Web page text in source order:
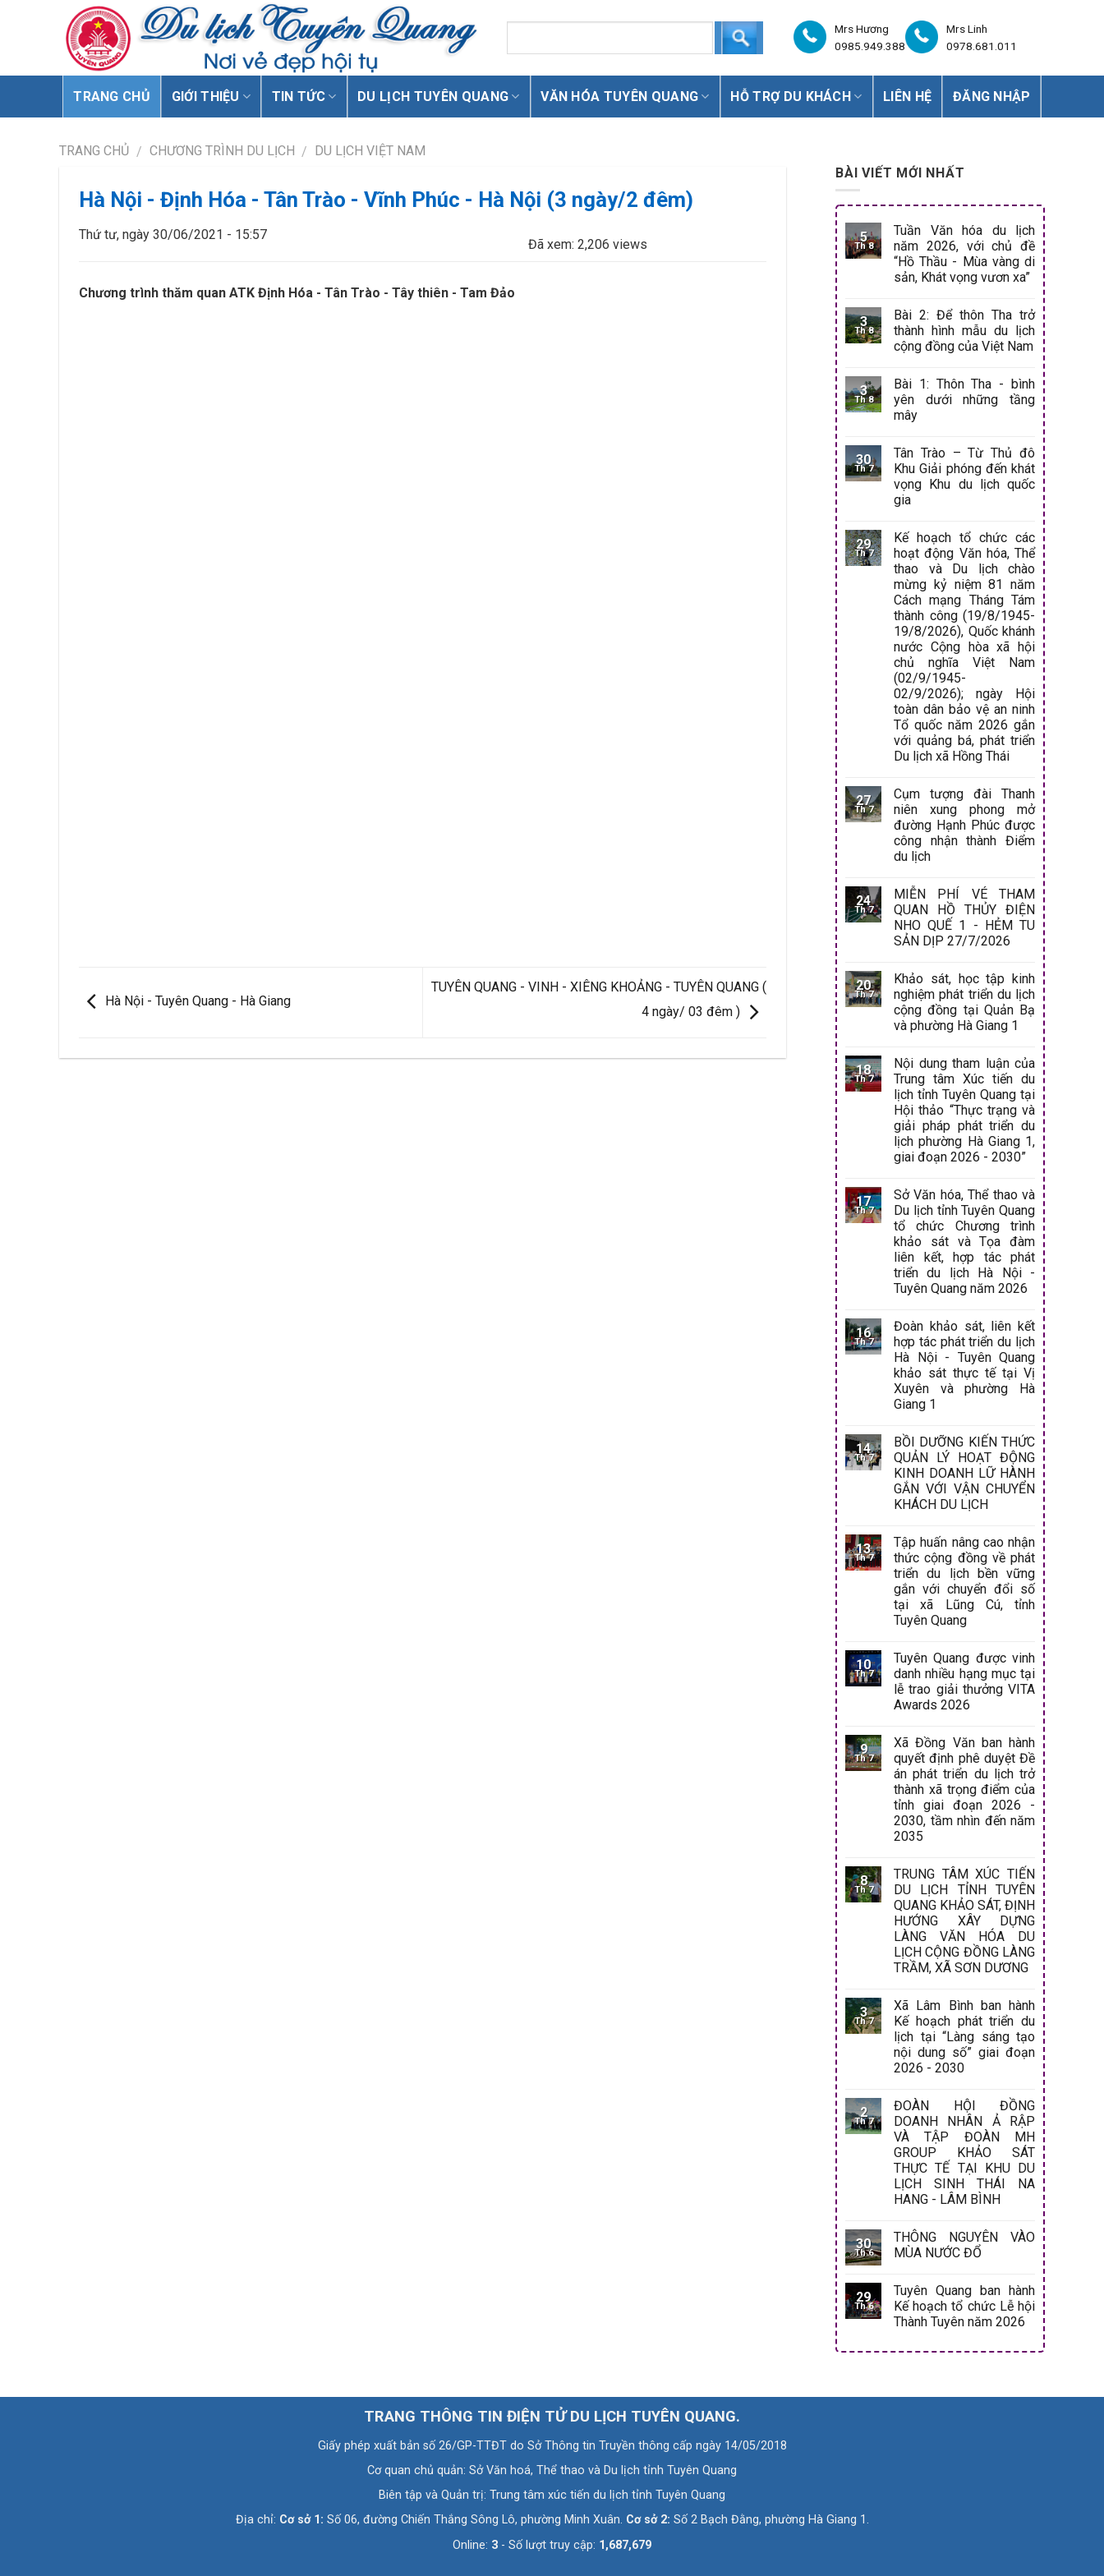
Mrs Hương
0985.949.388
Mrs Linh
0978.681.011
TRANG CHỦ GIỚI THIỆU TIN TỨC DU LỊCH TUYÊN QUANG VĂN HÓA TUYÊN QUANG HỖ TRỢ DU KHÁCH LIÊN HỆ ĐĂNG NHẬP
TRANG CHỦ / CHƯƠNG TRÌNH DU LỊCH / DU LỊCH VIỆT NAM
Hà Nội - Định Hóa - Tân Trào - Vĩnh Phúc - Hà Nội (3 ngày/2 đêm)
Thứ tư, ngày 30/06/2021 - 15:57
Đã xem: 2,206 views
Chương trình thăm quan ATK Định Hóa - Tân Trào - Tây thiên - Tam Đảo
Hà Nội - Tuyên Quang - Hà Giang
TUYÊN QUANG - VINH - XIÊNG KHOẢNG - TUYÊN QUANG (
4 ngày/ 03 đêm )
BÀI VIẾT MỚI NHẤT
5
Th 8
Tuần Văn hóa du lịch
năm 2026, với chủ đề
“Hồ Thầu - Mùa vàng di
sản, Khát vọng vươn xa”
3
Th 8
Bài 2: Để thôn Tha trở
thành hình mẫu du lịch
cộng đồng của Việt Nam
3
Th 8
Bài 1: Thôn Tha - bình
yên dưới những tầng
mây
30
Th 7
Tân Trào – Từ Thủ đô
Khu Giải phóng đến khát
vọng Khu du lịch quốc
gia
29
Th 7
Kế hoạch tổ chức các
hoạt động Văn hóa, Thể
thao và Du lịch chào
mừng kỷ niệm 81 năm
Cách mạng Tháng Tám
thành công (19/8/1945-
19/8/2026), Quốc khánh
nước Cộng hòa xã hội
chủ nghĩa Việt Nam
(02/9/1945-
02/9/2026); ngày Hội
toàn dân bảo vệ an ninh
Tổ quốc năm 2026 gắn
với quảng bá, phát triển
Du lịch xã Hồng Thái
27
Th 7
Cụm tượng đài Thanh
niên xung phong mở
đường Hạnh Phúc được
công nhận thành Điểm
du lịch
24
Th 7
MIỄN PHÍ VÉ THAM
QUAN HỒ THỦY ĐIỆN
NHO QUẾ 1 - HẺM TU
SẢN DỊP 27/7/2026
20
Th 7
Khảo sát, học tập kinh
nghiệm phát triển du lịch
cộng đồng tại Quản Bạ
và phường Hà Giang 1
18
Th 7
Nội dung tham luận của
Trung tâm Xúc tiến du
lịch tỉnh Tuyên Quang tại
Hội thảo “Thực trạng và
giải pháp phát triển du
lịch phường Hà Giang 1,
giai đoạn 2026 - 2030”
17
Th 7
Sở Văn hóa, Thể thao và
Du lịch tỉnh Tuyên Quang
tổ chức Chương trình
khảo sát và Tọa đàm
liên kết, hợp tác phát
triển du lịch Hà Nội -
Tuyên Quang năm 2026
16
Th 7
Đoàn khảo sát, liên kết
hợp tác phát triển du lịch
Hà Nội - Tuyên Quang
khảo sát thực tế tại Vị
Xuyên và phường Hà
Giang 1
14
Th 7
BỒI DƯỠNG KIẾN THỨC
QUẢN LÝ HOẠT ĐỘNG
KINH DOANH LỮ HÀNH
GẮN VỚI VẬN CHUYỂN
KHÁCH DU LỊCH
13
Th 7
Tập huấn nâng cao nhận
thức cộng đồng về phát
triển du lịch bền vững
gắn với chuyển đổi số
tại xã Lũng Cú, tỉnh
Tuyên Quang
10
Th 7
Tuyên Quang được vinh
danh nhiều hạng mục tại
lễ trao giải thưởng VITA
Awards 2026
9
Th 7
Xã Đồng Văn ban hành
quyết định phê duyệt Đề
án phát triển du lịch trở
thành xã trọng điểm của
tỉnh giai đoạn 2026 -
2030, tầm nhìn đến năm
2035
8
Th 7
TRUNG TÂM XÚC TIẾN
DU LỊCH TỈNH TUYÊN
QUANG KHẢO SÁT, ĐỊNH
HƯỚNG XÂY DỰNG
LÀNG VĂN HÓA DU
LỊCH CỘNG ĐỒNG LÀNG
TRẦM, XÃ SƠN DƯƠNG
3
Th 7
Xã Lâm Bình ban hành
Kế hoạch phát triển du
lịch tại “Làng sáng tạo
nội dung số” giai đoạn
2026 - 2030
2
Th 7
ĐOÀN HỘI ĐỒNG
DOANH NHÂN Ả RẬP
VÀ TẬP ĐOÀN MH
GROUP KHẢO SÁT
THỰC TẾ TẠI KHU DU
LỊCH SINH THÁI NA
HANG - LÂM BÌNH
30
Th 6
THÔNG NGUYÊN VÀO
MÙA NƯỚC ĐỔ
29
Th 6
Tuyên Quang ban hành
Kế hoạch tổ chức Lễ hội
Thành Tuyên năm 2026
TRANG THÔNG TIN ĐIỆN TỬ DU LỊCH TUYÊN QUANG.
Giấy phép xuất bản số 26/GP-TTĐT do Sở Thông tin Truyền thông cấp ngày 14/05/2018
Cơ quan chủ quản: Sở Văn hoá, Thể thao và Du lịch tỉnh Tuyên Quang
Biên tập và Quản trị: Trung tâm xúc tiến du lịch tỉnh Tuyên Quang
Địa chỉ: Cơ sở 1: Số 06, đường Chiến Thắng Sông Lô, phường Minh Xuân. Cơ sở 2: Số 2 Bạch Đằng, phường Hà Giang 1.
Online: 3 - Số lượt truy cập: 1,687,679